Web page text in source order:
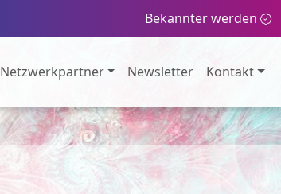
Bekannter werden
Netzwerkpartner Newsletter Kontakt